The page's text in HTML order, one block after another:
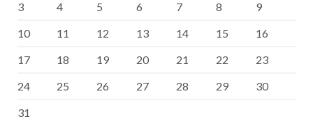
3
4 5 6 7 8
9
10
11 12 13 14 15
16
17
18 19 20 21 22
23
24
25 26 27 28 29
30
31